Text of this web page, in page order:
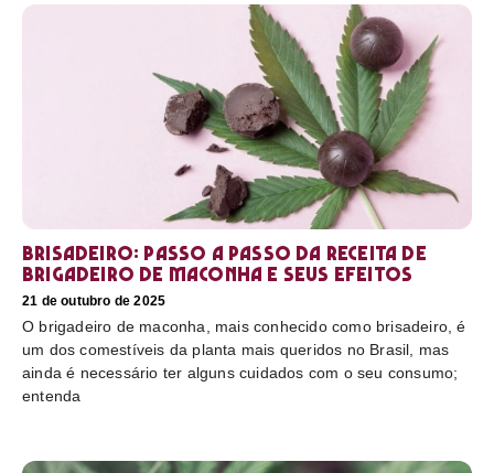
Brisadeiro: passo a passo da receita de
brigadeiro de maconha e seus efeitos
21 de outubro de 2025
O brigadeiro de maconha, mais conhecido como brisadeiro, é
um dos comestíveis da planta mais queridos no Brasil, mas
ainda é necessário ter alguns cuidados com o seu consumo;
entenda